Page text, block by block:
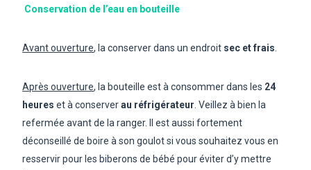
Conservation de l’eau en bouteille
Avant ouverture, la conserver dans un endroit sec et frais
Après ouverture, la bouteille est à consommer dans les 24
heures et à conserverau réfrigérateur . Veillez à bien la
refermée avant de la ranger. Il est aussi fortement
déconseillé de boire à son goulot si vous souhaitez vous en
resservir pour les biberons de bébé pour éviter d’y mettre